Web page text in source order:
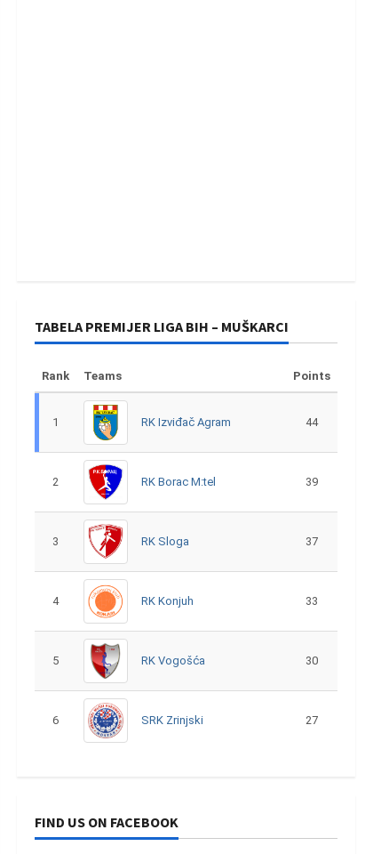
TABELA PREMIJER LIGA BIH – MUŠKARCI
Rank Teams Points
1 RK Izviđač Agram 44
2 RK Borac M:tel 39
3 RK Sloga 37
4 RK Konjuh 33
5 RK Vogošća 30
6 SRK Zrinjski 27
FIND US ON FACEBOOK